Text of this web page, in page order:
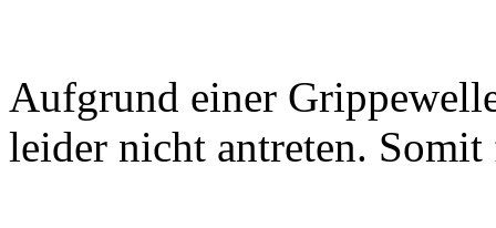
Aufgrund einer
leider nicht antreten.